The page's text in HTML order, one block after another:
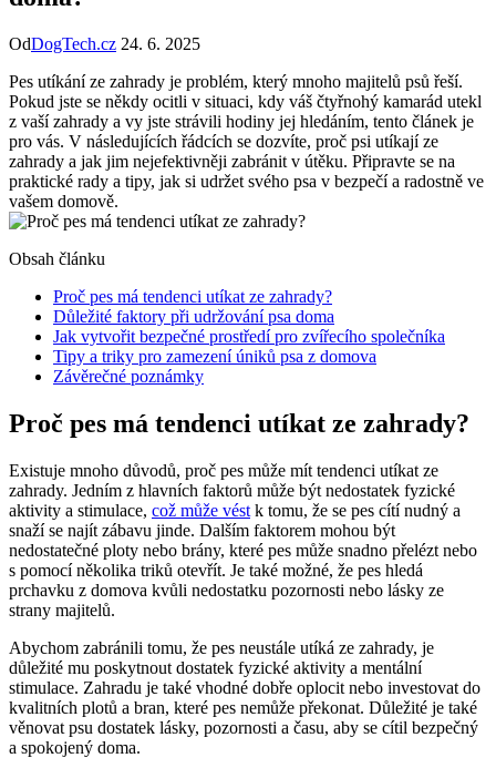
OdDogTech.cz 24. 6. 2025
Pes utíkání ze zahrady je problém, který mnoho majitelů psů řeší.
Pokud jste se někdy ocitli v situaci, kdy váš čtyřnohý kamarád utekl
z vaší zahrady a vy jste strávili hodiny jej hledáním, tento článek je
pro vás. V následujících řádcích se dozvíte, proč psi utíkají ze
zahrady a jak jim nejefektivněji zabránit v útěku. Připravte se na
praktické rady a tipy, jak si udržet svého psa v bezpečí a radostně ve
vašem domově.
Obsah článku
Proč pes má tendenci utíkat ze zahrady?
Důležité faktory při udržování psa doma
Jak vytvořit bezpečné prostředí pro zvířecího společníka
Tipy a triky pro zamezení úniků psa z domova
Závěrečné poznámky
Proč pes má tendenci utíkat ze zahrady?
Existuje mnoho důvodů, proč pes může mít tendenci utíkat ze
zahrady. Jedním z hlavních faktorů může být nedostatek fyzické
aktivity a stimulace, což může vést k tomu, že se pes cítí nudný a
snaží se najít zábavu jinde. Dalším faktorem mohou být
nedostatečné ploty nebo brány, které pes může snadno přelézt nebo
s pomocí několika triků otevřít. Je také možné, že pes hledá
prchavku z domova kvůli nedostatku pozornosti nebo lásky ze
strany majitelů.
Abychom zabránili tomu, že pes neustále utíká ze zahrady, je
důležité mu poskytnout dostatek fyzické aktivity a mentální
stimulace. Zahradu je také vhodné dobře oplocit nebo investovat do
kvalitních plotů a bran, které pes nemůže překonat. Důležité je také
věnovat psu dostatek lásky, pozornosti a času, aby se cítil bezpečný
a spokojený doma.